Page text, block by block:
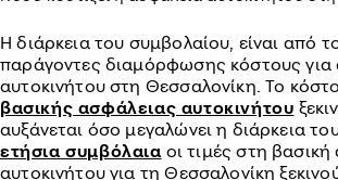
Η διάρκεια του συμβολαίου, είναι από
παράγοντες διαμόρφωσης κόστους για
αυτοκινήτου στη Θεσσαλονίκη. Το
βασικής ασφάλειας αυτοκινήτου
αυξάνεται όσο μεγαλώνει η διάρκεια
ετήσια συμβόλαιαοι τιμές στη
αυτοκινήτου για τη Θεσσαλονίκη